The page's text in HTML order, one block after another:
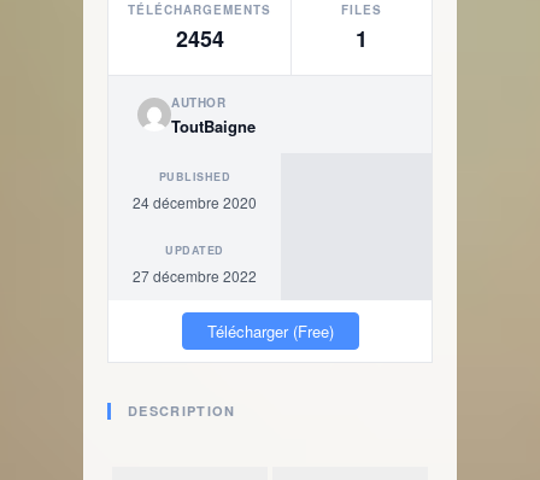
TÉLÉCHARGEMENTS
2454
FILES
1
AUTHOR
ToutBaigne
PUBLISHED
24 décembre 2020
UPDATED
27 décembre 2022
Télécharger (Free)
DESCRIPTION